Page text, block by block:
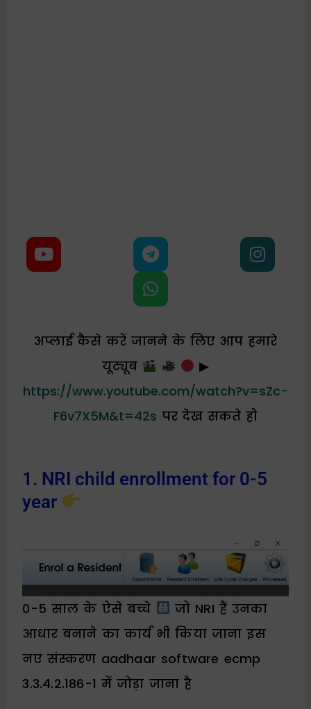
Y
o
u
b
e
T
e
l
e
g
r
a
m
I
n
s
g
r
m
W
h
a
t
s
a
p
p
अप्लाई कैसे करें जानने के लिए आप हमारे
यूट्यूब
▶
https://www.youtube.com/watch?v=sZc-
F6v7X5M&t=42s पर देख सकते हो
1. NRI child enrollment for 0-5
year
0-5 साल के ऐसे बच्चे
जो NRI हैं उनका
आधार बनाने का कार्य भी किया जाना इस
नए संस्करण aadhaar software ecmp
3.3.4.2.186-1 में जोड़ा जाना है